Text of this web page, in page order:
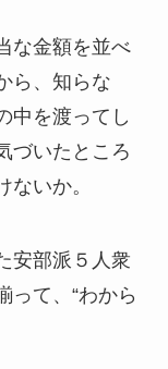
な金額を並べ
ら、知らな
中を渡ってし
づいたところ
いか。
安部派５人衆
って、“わから